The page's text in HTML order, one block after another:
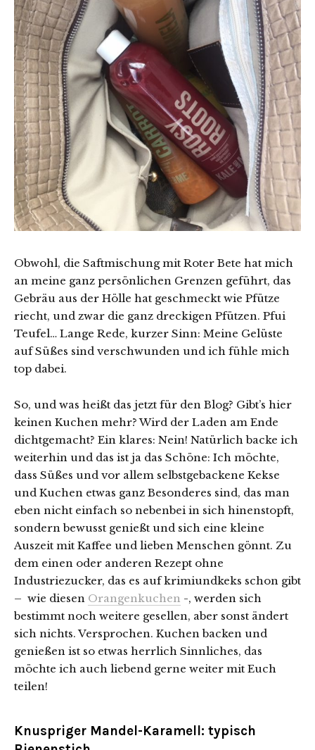
Obwohl, die Saftmischung mit Roter Bete hat mich
an meine ganz persönlichen Grenzen geführt, das
Gebräu aus der Hölle hat geschmeckt wie Pfütze
riecht, und zwar die ganz dreckigen Pfützen. Pfui
Teufel… Lange Rede, kurzer Sinn: Meine Gelüste
auf Süßes sind verschwunden und ich fühle mich
top dabei.
So, und was heißt das jetzt für den Blog? Gibt’s hier
keinen Kuchen mehr? Wird der Laden am Ende
dichtgemacht? Ein klares: Nein! Natürlich backe ich
weiterhin und das ist ja das Schöne: Ich möchte,
dass Süßes und vor allem selbstgebackene Kekse
und Kuchen etwas ganz Besonderes sind, das man
eben nicht einfach so nebenbei in sich hinenstopft,
sondern bewusst genießt und sich eine kleine
Auszeit mit Kaffee und lieben Menschen gönnt. Zu
dem einen oder anderen Rezept ohne
Industriezucker, das es auf krimiundkeks schon gibt
– wie diesen Orangenkuchen -, werden sich
bestimmt noch weitere gesellen, aber sonst ändert
sich nichts. Versprochen. Kuchen backen und
genießen ist so etwas herrlich Sinnliches, das
möchte ich auch liebend gerne weiter mit Euch
teilen!
Knuspriger Mandel-Karamell: typisch